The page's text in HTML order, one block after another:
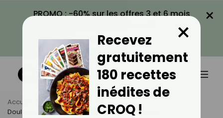
PROMO : -60% sur les offres 3 et 6 mois
VOIR LA PROMO
×
Accueil Actus
Santé
Douleurs Aux Mains : Qu'est-Ce Que Ça Signifie ?
Recevez
gratuitement
180 recettes
inédites de
CROQ !
×